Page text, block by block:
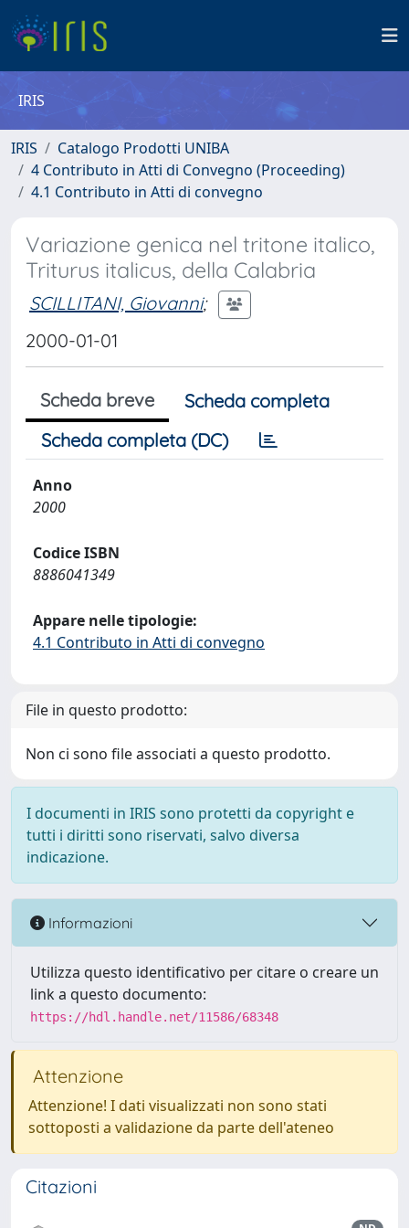
IRIS
IRIS
Catalogo Prodotti UNIBA
4 Contributo in Atti di Convegno (Proceeding)
4.1 Contributo in Atti di convegno
Variazione genica nel tritone italico,
Triturus italicus, della Calabria
SCILLITANI, Giovanni;
2000-01-01
Scheda breve
Scheda completa
Scheda completa (DC)
Anno
2000
Codice ISBN
8886041349
Appare nelle tipologie:
4.1 Contributo in Atti di convegno
File in questo prodotto:
Non ci sono file associati a questo prodotto.
I documenti in IRIS sono protetti da copyright e
tutti i diritti sono riservati, salvo diversa
indicazione.
Informazioni
Utilizza questo identificativo per citare o creare un
link a questo documento:
https://hdl.handle.net/11586/68348
Attenzione
Attenzione! I dati visualizzati non sono stati
sottoposti a validazione da parte dell'ateneo
Citazioni